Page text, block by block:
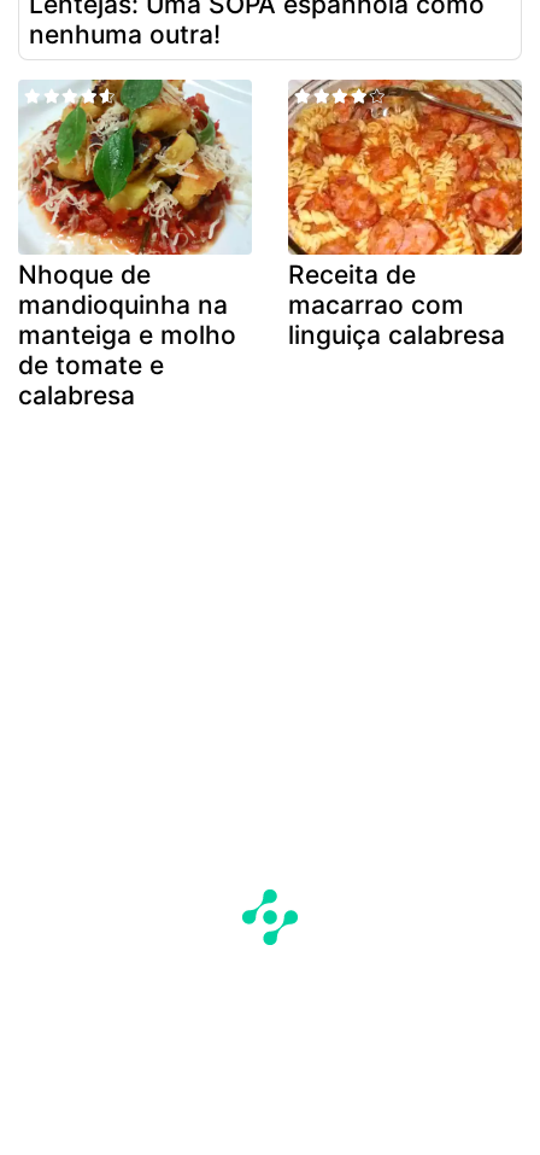
nenhuma outra!
Nhoque de
mandioquinha na
manteiga e molho
de tomate e
calabresa
Receita de
macarrao com
linguiça calabresa